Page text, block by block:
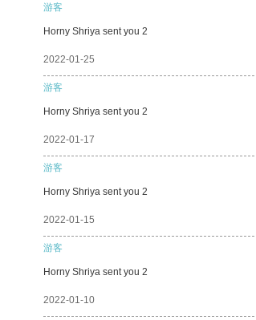
游客
Horny Shriya sent you 2
2022-01-25
游客
Horny Shriya sent you 2
2022-01-17
游客
Horny Shriya sent you 2
2022-01-15
游客
Horny Shriya sent you 2
2022-01-10